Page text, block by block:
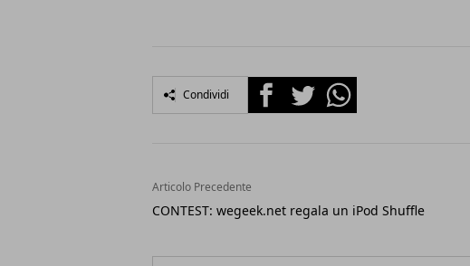
Condividi FacebookTwitterWhatsapp
Articolo Precedente
CONTEST: wegeek.net regala un iPod Shuffle